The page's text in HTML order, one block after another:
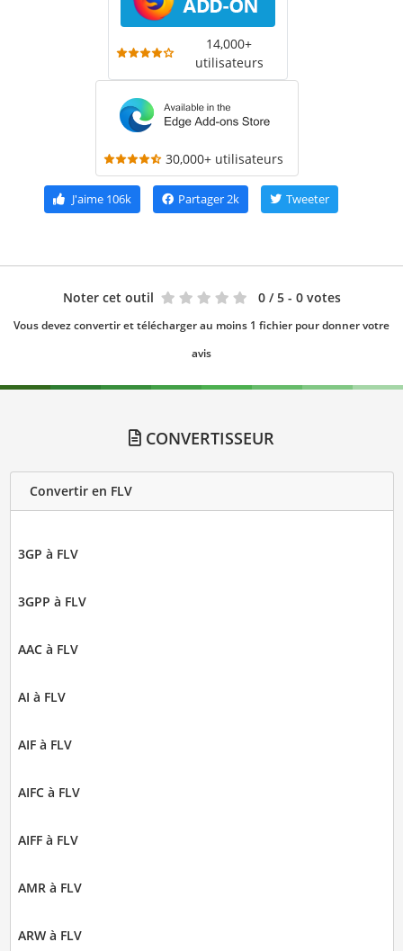
14,000+
utilisateurs
30,000+ utilisateurs
J'aime106k Partager2k Tweeter
Noter cet outil 0 / 5 - 0 votes
Vous devez convertir et télécharger au moins 1 fichier pour donner votre
avis
CONVERTISSEUR
Convertir en FLV
3GP à FLV
3GPP à FLV
AAC à FLV
AI à FLV
AIF à FLV
AIFC à FLV
AIFF à FLV
AMR à FLV
ARW à FLV